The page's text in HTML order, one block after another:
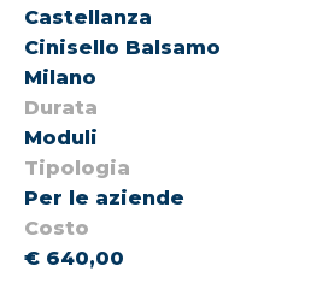
Castellanza
Cinisello Balsamo
Milano
Durata
Moduli
Tipologia
Per le aziende
Costo
€ 640,00